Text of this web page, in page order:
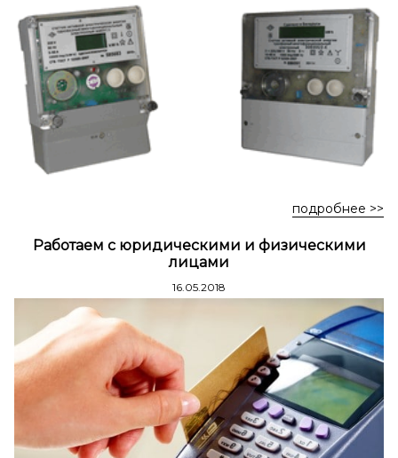
Стремянки стальные
Стремянки двухсторонние стальные
подробнее >>
Работаем с юридическими и физическими
лицами
16.05.2018